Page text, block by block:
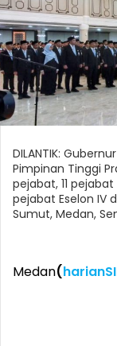
DILANTIK:
Pimpinan Tinggi
pejabat, 11 pejabat
pejabat Eselon IV
Sumut, Medan,
Medan(